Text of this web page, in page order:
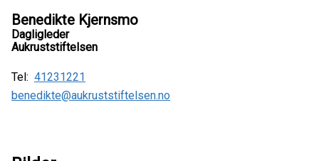
Benedikte Kjernsmo
Dagligleder
Aukruststiftelsen
Tel: 41231221
benedikte@aukruststiftelsen.no